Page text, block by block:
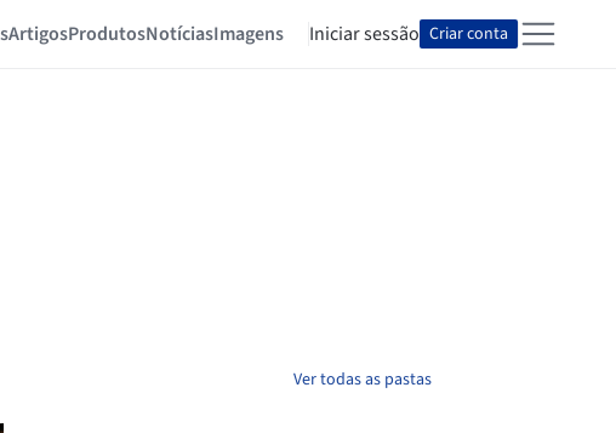
ArtigosProdutosNotíciasImagens Iniciar sessão Criar conta
Ver todas as pastas